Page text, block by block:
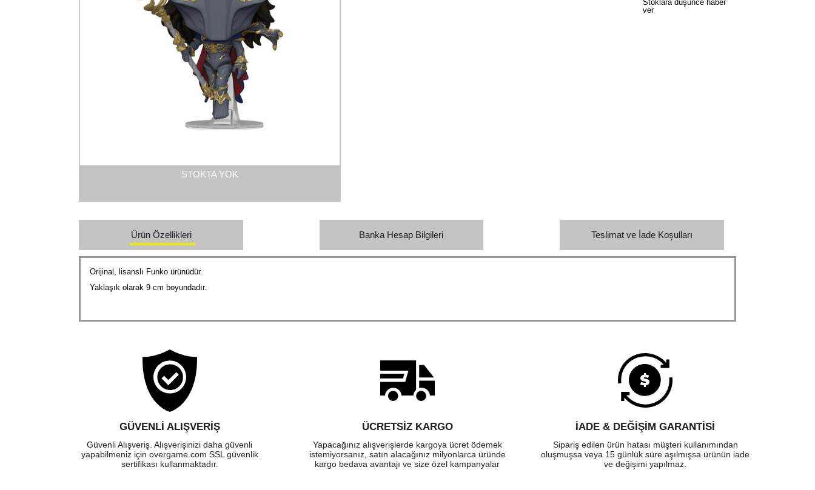
STOKTA YOK
Stoklara düşünce haber
ver
Ürün Özellikleri Banka Hesap Bilgileri Teslimat ve İade Koşulları
Orijinal, lisanslı Funko ürünüdür.
Yaklaşık olarak 9 cm boyundadır.
GÜVENLI ALIŞVERIŞ
Güvenli Alışveriş. Alışverişinizi daha güvenli
yapabilmeniz için overgame.com SSL güvenlik
sertifikası kullanmaktadır.
ÜCRETSIZ KARGO
Yapacağınız alışverişlerde kargoya ücret ödemek
istemiyorsanız, satın alacağınız milyonlarca üründe
kargo bedava avantajı ve size özel kampanyalar
İADE & DEĞİŞİM GARANTİSİ
Sipariş edilen ürün hatası müşteri kullanımından
oluşmuşsa veya 15 günlük süre aşılmışsa ürünün iade
ve değişimi yapılmaz.